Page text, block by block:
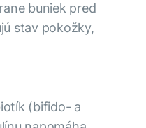
buniek pred
stav pokožky,
(bifido- a